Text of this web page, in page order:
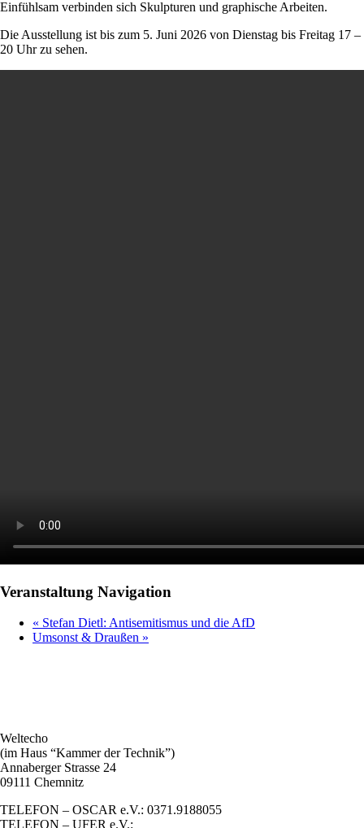
Einfühlsam verbinden sich Skulpturen und graphische Arbeiten.
Die Ausstellung ist bis zum 5. Juni 2026 von Dienstag bis Freitag 17 –
20 Uhr zu sehen.
Veranstaltung Navigation
« Stefan Dietl: Antisemitismus und die AfD
Umsonst & Draußen »
Weltecho
(im Haus “Kammer der Technik”)
Annaberger Strasse 24
09111 Chemnitz
TELEFON – OSCAR e.V.: 0371.9188055
TELEFON – UFER e.V.: